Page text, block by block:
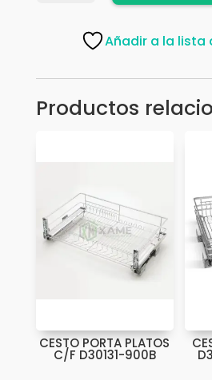
GIRATORIO
PTJ006L-
Añadir a la lista
Productos
CESTO PORTA PLATOS
C/F D30131-900B